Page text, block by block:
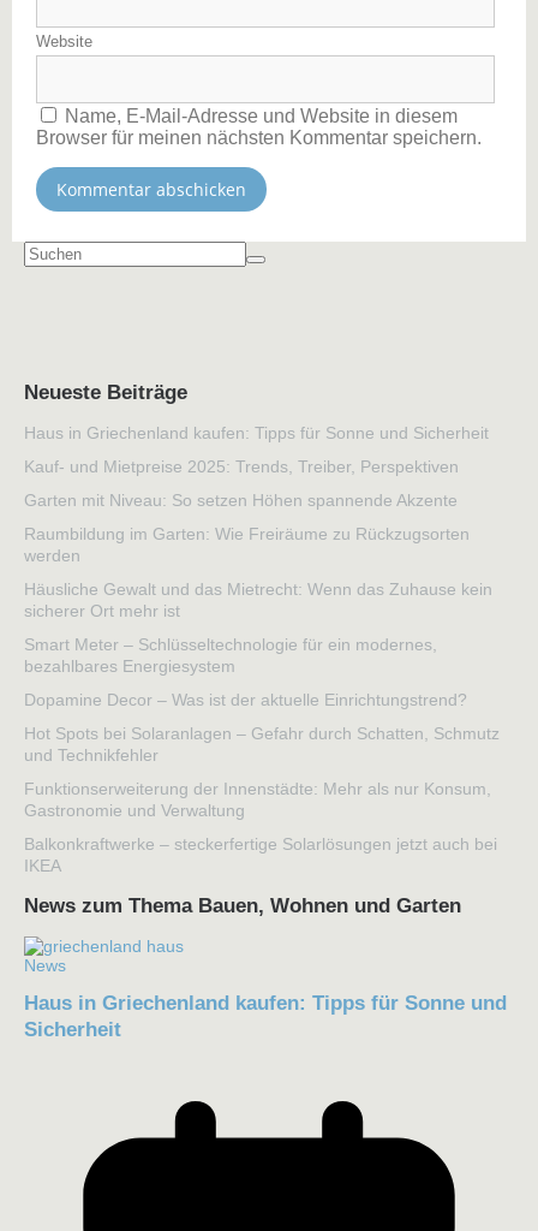
Website
Name, E-Mail-Adresse und Website in diesem
Browser für meinen nächsten Kommentar speichern.
Neueste Beiträge
Haus in Griechenland kaufen: Tipps für Sonne und Sicherheit
Kauf- und Mietpreise 2025: Trends, Treiber, Perspektiven
Garten mit Niveau: So setzen Höhen spannende Akzente
Raumbildung im Garten: Wie Freiräume zu Rückzugsorten
werden
Häusliche Gewalt und das Mietrecht: Wenn das Zuhause kein
sicherer Ort mehr ist
Smart Meter – Schlüsseltechnologie für ein modernes,
bezahlbares Energiesystem
Dopamine Decor – Was ist der aktuelle Einrichtungstrend?
Hot Spots bei Solaranlagen – Gefahr durch Schatten, Schmutz
und Technikfehler
Funktionserweiterung der Innenstädte: Mehr als nur Konsum,
Gastronomie und Verwaltung
Balkonkraftwerke – steckerfertige Solarlösungen jetzt auch bei
IKEA
News zum Thema Bauen, Wohnen und Garten
News
Haus in Griechenland kaufen: Tipps für Sonne und
Sicherheit